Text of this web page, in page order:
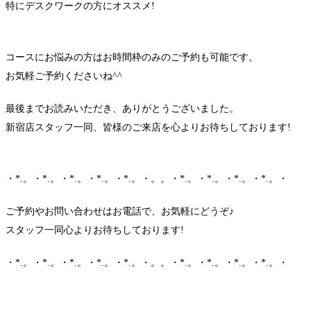
特にデスクワークの方にオススメ!
コースにお悩みの方はお時間枠のみのご予約も可能です。
お気軽ご予約くださいね^^
最後までお読みいただき、ありがとうございました。
新宿店スタッフ一同、皆様のご来店を心よりお待ちしております!
・*.。・*.。・*.。・*.。・*.。・。。・*.。・*.。・*.。・*.。・
ご予約やお問い合わせはお電話で、お気軽にどうぞ♪
スタッフ一同心よりお待ちしております!
・*.。・*.。・*.。・*.。・*.。・。。・*.。・*.。・*.。・*.。・